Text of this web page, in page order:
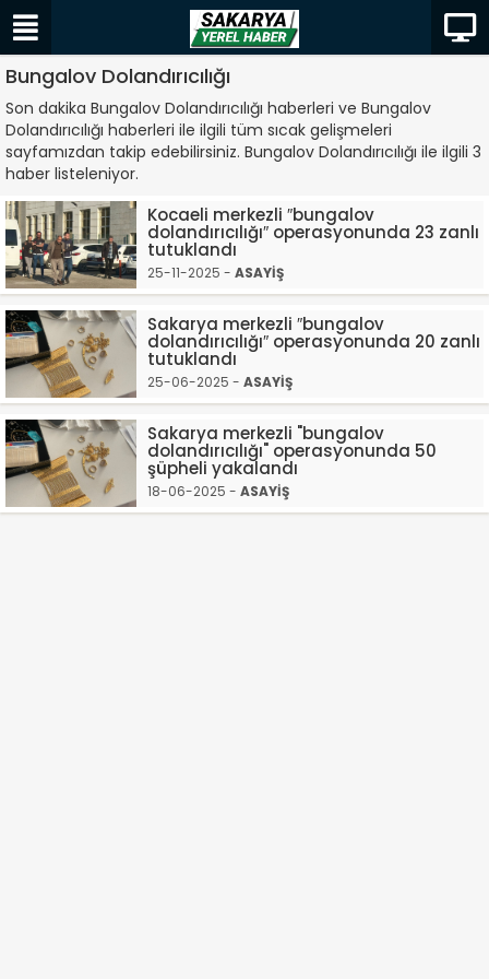
Bungalov Dolandırıcılığı
Son dakika Bungalov Dolandırıcılığı haberleri ve Bungalov
Dolandırıcılığı haberleri ile ilgili tüm sıcak gelişmeleri
sayfamızdan takip edebilirsiniz. Bungalov Dolandırıcılığı ile ilgili 3
haber listeleniyor.
Kocaeli merkezli ″bungalov
dolandırıcılığı″ operasyonunda 23 zanlı
tutuklandı
25-11-2025 - ASAYİŞ
Sakarya merkezli ″bungalov
dolandırıcılığı″ operasyonunda 20 zanlı
tutuklandı
25-06-2025 - ASAYİŞ
Sakarya merkezli "bungalov
dolandırıcılığı" operasyonunda 50
şüpheli yakalandı
18-06-2025 - ASAYİŞ